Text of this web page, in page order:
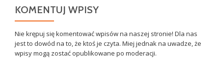
KOMENTUJ WPISY
Nie krępuj się komentować wpisów na naszej stronie! Dla nas
jest to dowód na to, że ktoś je czyta. Miej jednak na uwadze, że
wpisy mogą zostać opublikowane po moderacji.